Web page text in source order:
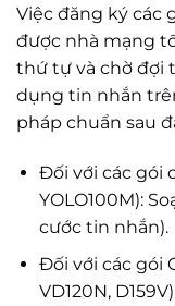
Việc đăng ký các
được nhà mạng
thứ tự và chờ đợi
dụng tin nhắn
pháp chuẩn sau
Đối với các gói
YOLO100M):
cước tin nhắn).
Đối với các gói
VD120N,